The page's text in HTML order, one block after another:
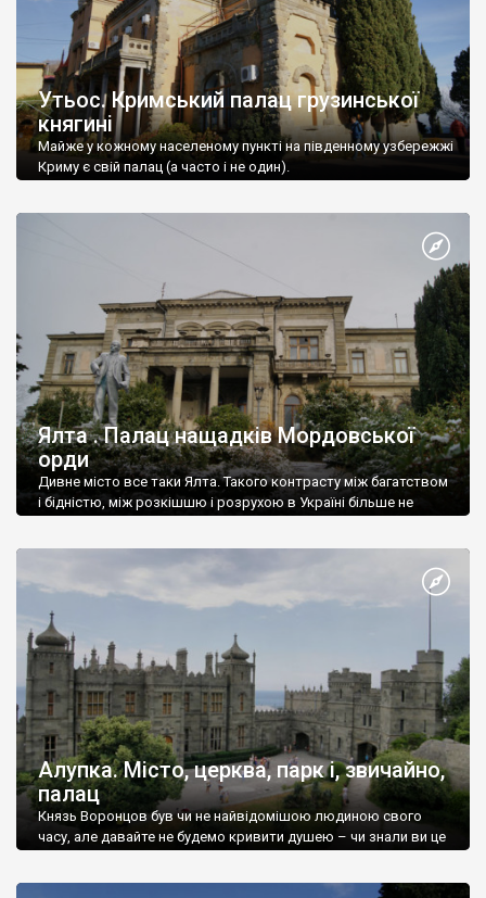
Утьос. Кримський палац грузинської
княгині
Майже у кожному населеному пункті на південному узбережжі
Криму є свій палац (а часто і не один).
Ялта . Палац нащадків Мордовської
орди
Дивне місто все таки Ялта. Такого контрасту між багатством
і бідністю, між розкішшю і розрухою в Україні більше не
Алупка. Місто, церква, парк і, звичайно,
палац
Князь Воронцов був чи не найвідомішою людиною свого
часу, але давайте не будемо кривити душею – чи знали ви це